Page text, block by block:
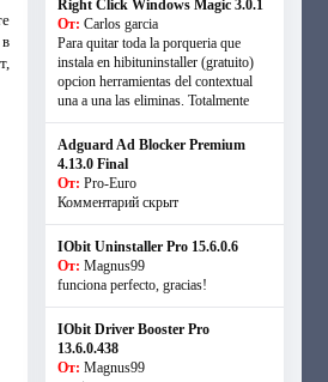
Right Click Windows Magic 3.0.1
От: Carlos garcia
Para quitar toda la porqueria que
instala en hibituninstaller (gratuito)
opcion herramientas del contextual
una a una las eliminas. Totalmente
Adguard Ad Blocker Premium
4.13.0 Final
От: Pro-Euro
Комментарий скрыт
IObit Uninstaller Pro 15.6.0.6
От: Magnus99
funciona perfecto, gracias!
IObit Driver Booster Pro
13.6.0.438
От: Magnus99